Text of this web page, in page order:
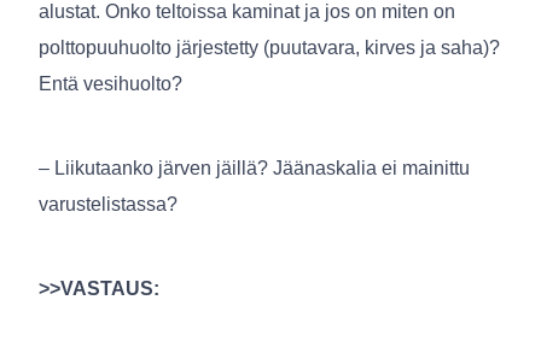
alustat. Onko teltoissa kaminat ja jos on miten on
polttopuuhuolto järjestetty (puutavara, kirves ja saha)?
Entä vesihuolto?
– Liikutaanko järven jäillä? Jäänaskalia ei mainittu
varustelistassa?
>>VASTAUS: